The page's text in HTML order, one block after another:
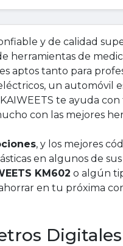
y de calidad
herramientas de
aptos tanto para
un
te ayuda con
con las mejores
, y los mejores
en algunos de
KM602 o algún
en tu próxima
Digitales